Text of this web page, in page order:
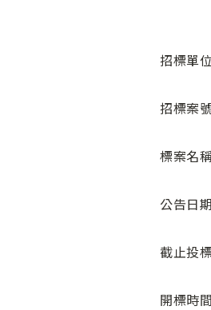
招標單
招標案
標案名
公告日
截止投
開標時